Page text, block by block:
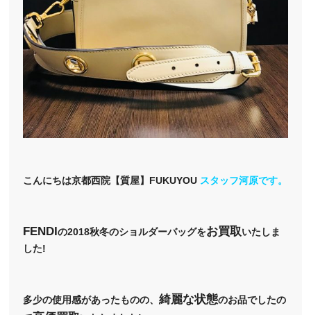
こんにちは京都西院【質屋】FUKUYOU スタッフ河原です。
FENDIの2018秋冬のショルダーバッグをお買取いたしま
した!
多少の使用感があったものの、綺麗な状態のお品でしたの